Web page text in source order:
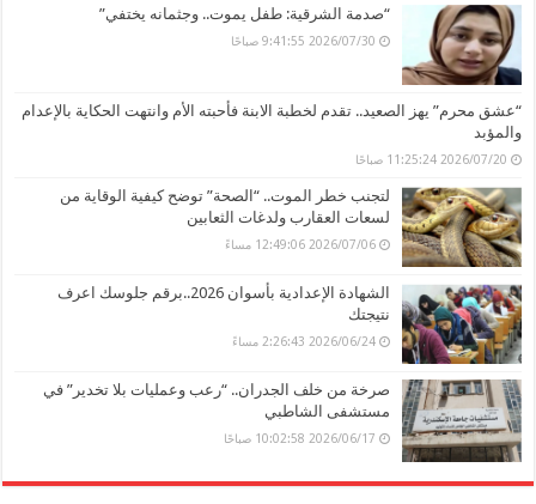
“صدمة الشرقية: طفل يموت.. وجثمانه يختفي”
2026/07/30 9:41:55 صباحًا
“عشق محرم” يهز الصعيد.. تقدم لخطبة الابنة فأحبته الأم وانتهت الحكاية بالإعدام
والمؤبد
2026/07/20 11:25:24 صباحًا
لتجنب خطر الموت.. “الصحة” توضح كيفية الوقاية من
لسعات العقارب ولدغات الثعابين
2026/07/06 12:49:06 مساءً
الشهادة الإعدادية بأسوان 2026..برقم جلوسك اعرف
نتيجتك
2026/06/24 2:26:43 مساءً
صرخة من خلف الجدران.. “رعب وعمليات بلا تخدير” في
مستشفى الشاطبي
2026/06/17 10:02:58 صباحًا